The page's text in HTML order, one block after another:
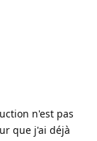
n'est pas
que j'ai déjà